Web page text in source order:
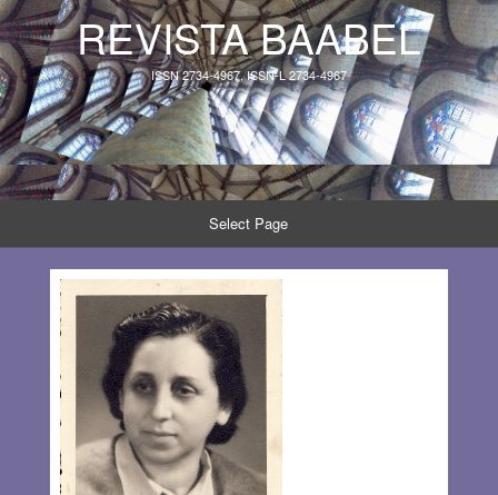
REVISTA BAABEL
ISSN 2734-4967, ISSN-L 2734-4967
Select Page